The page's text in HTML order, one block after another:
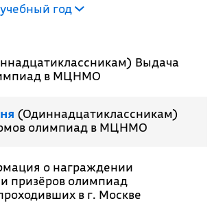
год
Выдача
в МЦНМО
(Одиннадцатиклассникам)
олимпиад в МЦНМО
о награждении
призёров олимпиад
в г. Москве